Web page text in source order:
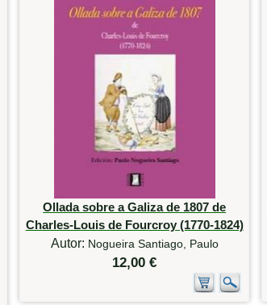
Ollada sobre a Galiza de 1807 de
Charles-Louis de Fourcroy (1770-1824)
Autor: Nogueira Santiago, Paulo
12,00 €